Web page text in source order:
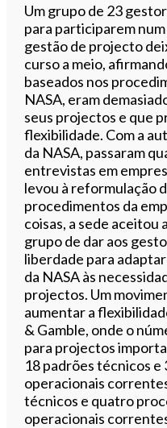
Um grupo de 23
para participarem
gestão de projecto
curso a meio,
baseados nos
NASA, eram
seus projectos e que
flexibilidade. Com a
da NASA, passaram
entrevistas em
levou à reformulação
procedimentos da
coisas, a sede aceitou
grupo de dar aos
liberdade para
da NASA às
projectos. Um
aumentar a
& Gamble, onde o
para projectos
18 padrões técnicos
operacionais
técnicos e quatro
operacionais